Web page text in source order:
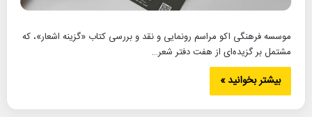
موسسه فرهنگی اکو مراسم رونمایی و نقد و بررسی کتاب «گزینه اشعار»، که
مشتمل بر گزیده‌ای از هفت دفتر شعر…
بیشتر بخوانید »